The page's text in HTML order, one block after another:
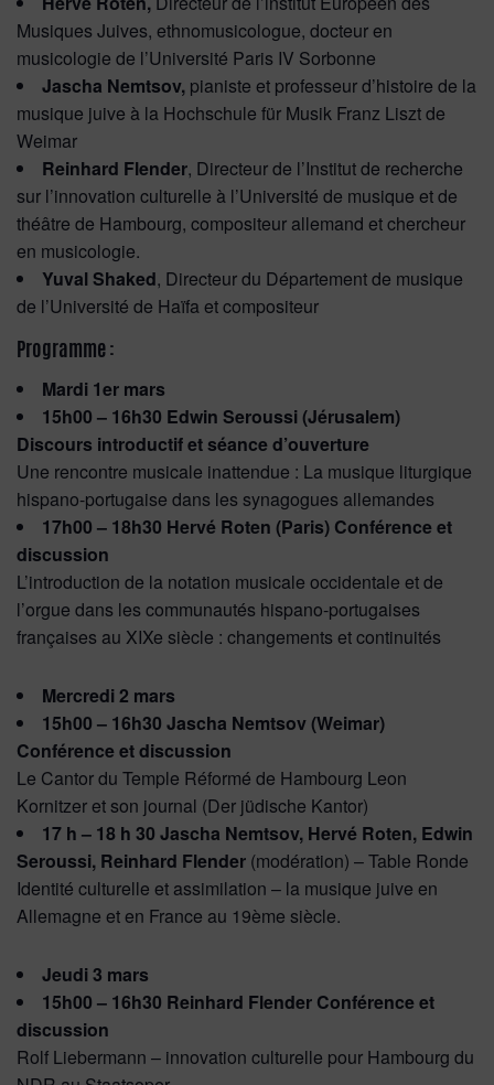
Musiques Juives, ethnomusicologue, docteur en
musicologie de l’Université Paris IV Sorbonne
Jascha Nemtsov, pianiste et professeur d’histoire de la
musique juive à la Hochschule für Musik Franz Liszt de
Weimar
Reinhard Flender, Directeur de l’Institut de recherche
sur l’innovation culturelle à l’Université de musique et de
théâtre de Hambourg, compositeur allemand et chercheur
en musicologie.
Yuval Shaked, Directeur du Département de musique
de l’Université de Haïfa et compositeur
Programme :
Mardi 1er mars
15h00 – 16h30 Edwin Seroussi (Jérusalem)
Discours introductif et séance d’ouverture
Une rencontre musicale inattendue : La musique liturgique
hispano-portugaise dans les synagogues allemandes
17h00 – 18h30 Hervé Roten (Paris) Conférence et
discussion
L’introduction de la notation musicale occidentale et de
l’orgue dans les communautés hispano-portugaises
françaises au XIXe siècle : changements et continuités
Mercredi 2 mars
15h00 – 16h30 Jascha Nemtsov (Weimar)
Conférence et discussion
Le Cantor du Temple Réformé de Hambourg Leon
Kornitzer et son journal (Der jüdische Kantor)
17 h – 18 h 30 Jascha Nemtsov, Hervé Roten, Edwin
Seroussi, Reinhard Flender (modération) – Table Ronde
Identité culturelle et assimilation – la musique juive en
Allemagne et en France au 19ème siècle.
Jeudi 3 mars
15h00 – 16h30 Reinhard Flender Conférence et
discussion
Rolf Liebermann – innovation culturelle pour Hambourg du